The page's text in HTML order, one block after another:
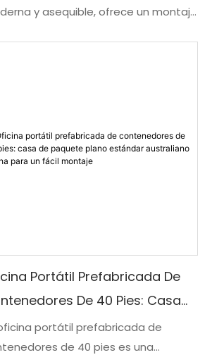
y asequible, ofrece un montaje
Portátil Prefabricada De
De 40 Pies: Casa
Paquete Plano Estándar
Hecha Para Un Fácil
portátil prefabricada de
de 40 pies es una